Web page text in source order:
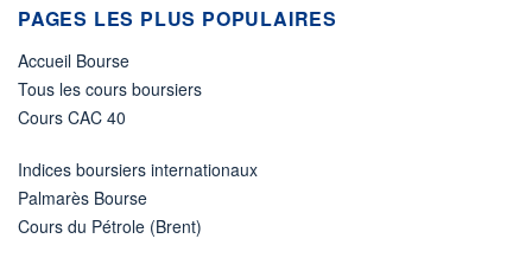
PAGES LES PLUS POPULAIRES
Accueil Bourse
Tous les cours boursiers
Cours CAC 40
Indices boursiers internationaux
Palmarès Bourse
Cours du Pétrole (Brent)